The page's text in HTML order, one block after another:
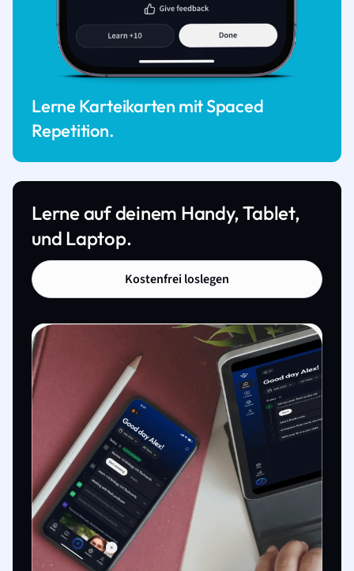
Lerne Karteikarten mit Spaced
Repetition.
Lerne auf deinem Handy, Tablet,
und Laptop.
Kostenfrei loslegen